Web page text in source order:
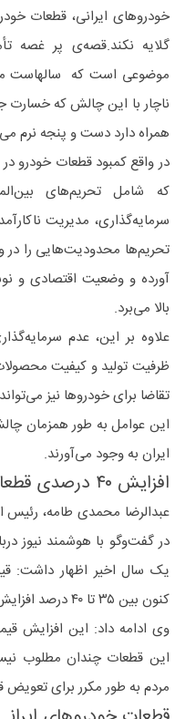
خودروهای ایرانی، قطعات
گلایه نکند.قصه‌ی پر غصه
موضوعی است که سالهاست
ناچار با این چالش که خسارت
همراه دارد دست و پنجه نرم
در واقع کمبود قطعات خودرو
که شامل تحریم‌های
سرمایه‌گذاری، مدیریت
تحریم‌ها محدودیت‌هایی را در
آورده و وضعیت اقتصادی و
بالا می‌برد.
علاوه بر این، عدم
ظرفیت تولید و کیفیت
تقاضا برای خودروها نیز
این عوامل به طور همزمان
ایران به وجود می‌آورند.
افزایش ۴۰ درصدی قطعات خودرو
عبدالرضا محمدی طامه، رئیس
در گفت‌وگو با هوشمند نیوز
یک سال اخیر اظهار داشت:
کنون بین ۳۵ تا ۴۰ درصد افزایش یافته است.
وی ادامه داد: این افزایش
این قطعات چندان مطلوب
مردم به طور مکرر برای تعویض